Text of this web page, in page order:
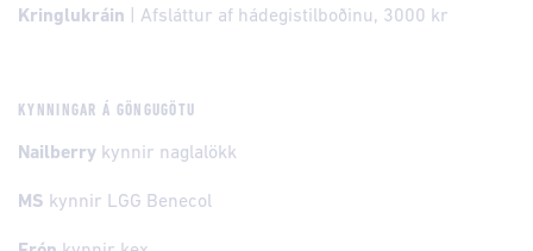
Kringlukráin | Afsláttur af hádegistilboðinu, 3000 kr
KYNNINGAR Á GÖNGUGÖTU
Nailberry kynnir naglalökk
MS kynnir LGG Benecol